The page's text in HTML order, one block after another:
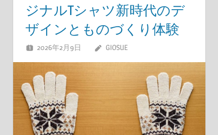
ジナルTシャツ新時代のデ
ザインとものづくり体験
2026年2月9日 GIOSUE